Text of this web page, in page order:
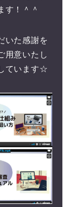
す！＾＾
いた感謝を
用意いたし
ています☆